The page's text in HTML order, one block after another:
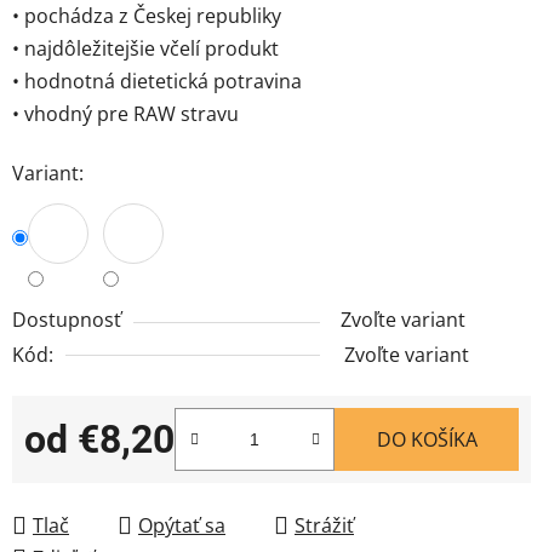
• pochádza z Českej republiky
• najdôležitejšie včelí produkt
• hodnotná dietetická potravina
• vhodný pre RAW stravu
Variant:
Dostupnosť
Zvoľte variant
Kód:
Zvoľte variant
od €8,20
Jednotková cena:
DO KOŠÍKA
Tlač Opýtať sa
Strážiť